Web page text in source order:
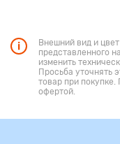
Внешний вид и
представленного
изменить
Просьба уточнять
товар при
офертой.